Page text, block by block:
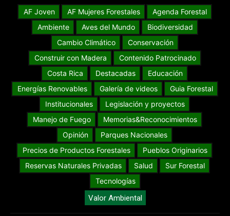
AF Joven AF Mujeres Forestales
Agenda Forestal
Ambiente
Aves del Mundo
Biodiversidad
Cambio Climático
Conservación
Construir con Madera
Contenido Patrocinado
Costa Rica
Destacadas
Educación
Energías Renovables
Galería de videos
Guia Forestal
Institucionales
Legislación y proyectos
Manejo de Fuego
Memorias&Reconocimientos
Opinión
Parques Nacionales
Precios de Productos Forestales
Pueblos Originarios
Reservas Naturales Privadas
Salud
Sur Forestal
Tecnologías
Valor Ambiental